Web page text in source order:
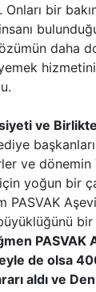
bir
daha
ve
ve
yoğun bir
PASVAK
bir
PASVAK
de olsa
aldı ve